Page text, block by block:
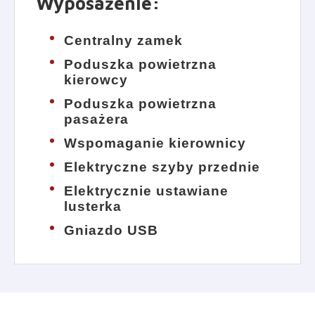
Centralny zamek
Poduszka powietrzna
kierowcy
Poduszka powietrzna
pasażera
Wspomaganie kierownicy
Elektryczne szyby przednie
Elektrycznie ustawiane
lusterka
Gniazdo USB